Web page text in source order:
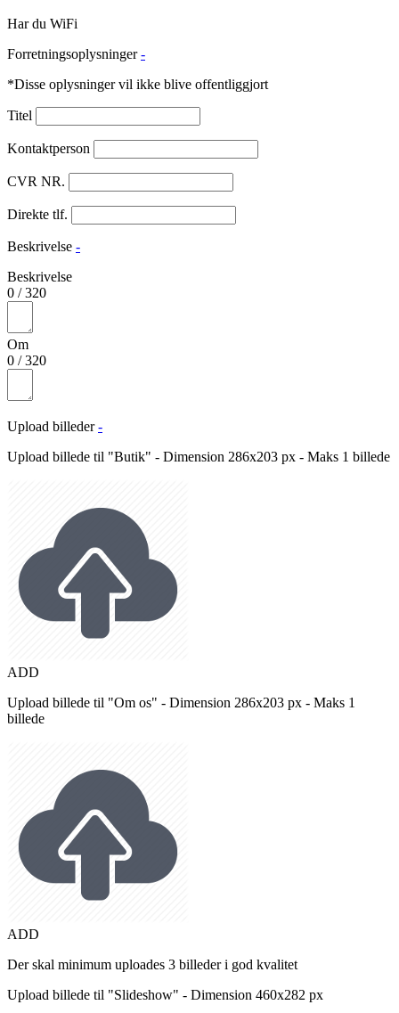
Har du WiFi
Forretningsoplysninger -
*Disse oplysninger vil ikke blive offentliggjort
Titel
Kontaktperson
CVR NR.
Direkte tlf.
Beskrivelse -
Beskrivelse
0 /320
Om
0 /320
Upload billeder -
Upload billede til "Butik" - Dimension 286x203 px - Maks 1 billede
ADD
Upload billede til "Om os" - Dimension 286x203 px - Maks 1
billede
ADD
Der skal minimum uploades 3 billeder i god kvalitet
Upload billede til "Slideshow" - Dimension 460x282 px